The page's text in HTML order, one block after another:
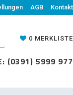
Kontakt
MERKLISTE
977
AGB Kontakt
0 MERKLISTE
(0391) 5999 977